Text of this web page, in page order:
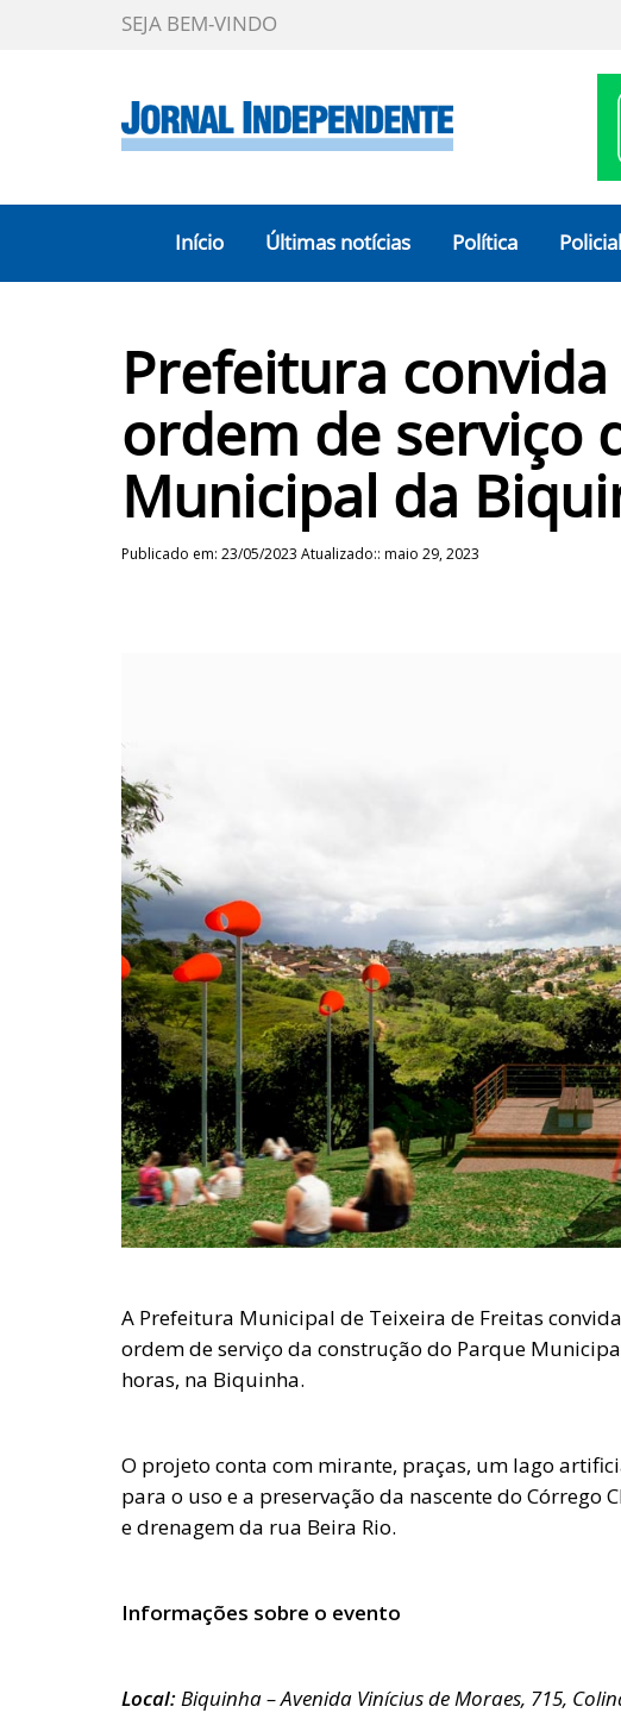
SEJA BEM-VINDO
Início Últimas notícias Política Policial
Prefeitura
ordem de serviço
Municipal da
Publicado em: 23/05/2023 Atualizado:: maio 29, 2023
A Prefeitura Municipal de Teixeira de Freitas
ordem de serviço da construção do Parque
horas, na Biquinha.
O projeto conta com mirante, praças, um lago
para o uso e a preservação da nascente do Córrego
e drenagem da rua Beira Rio.
Informações sobre o evento
Local:Biquinha – Avenida Vinícius de Moraes, 715,